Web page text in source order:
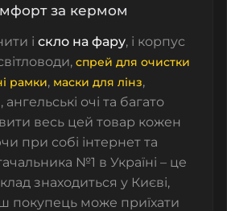
за кермом
і скло на фару, і корпус
cпрей для очистки
рамки, маски для лінз,
очі та багато
весь цей товар кожен
при собі інтернет та
№1 в Україні – це
знаходиться у Києві,
покупець може приїхати